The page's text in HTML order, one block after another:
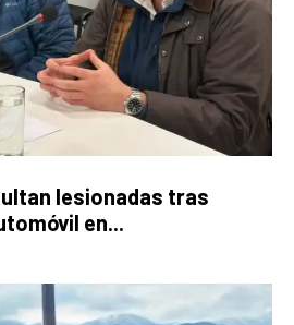
lesionadas tras
en...